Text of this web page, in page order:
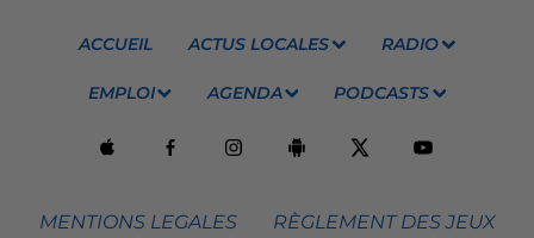
ACCUEIL ACTUS LOCALES RADIO
EMPLOI AGENDA PODCASTS
MENTIONS LEGALES RÈGLEMENT DES JEUX